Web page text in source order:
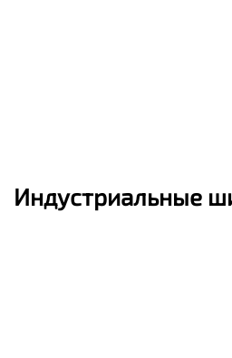
Индустриальные